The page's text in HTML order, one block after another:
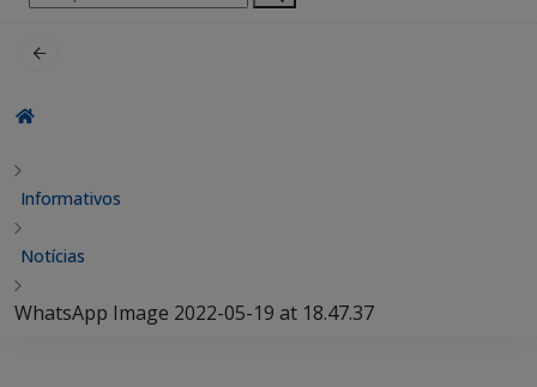
por:
Informativos
Notícias
WhatsApp Image 2022-05-19 at 18.47.37